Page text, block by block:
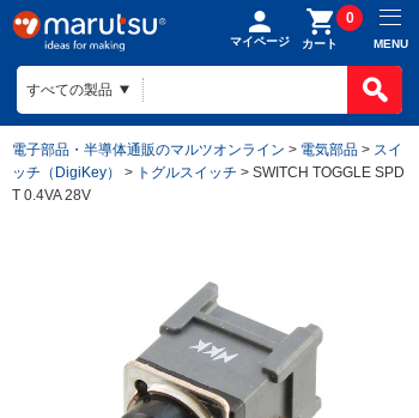
マイページ カート
0
MENU
電子部品・半導体通販のマルツオンライン > 電気部品 > スイ
ッチ（DigiKey）
> トグルスイッチ > SWITCH TOGGLE SPD
T 0.4VA 28V